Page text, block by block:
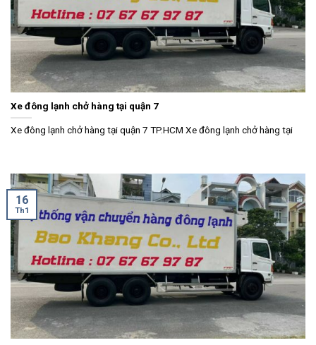
Xe đông lạnh chở hàng tại quận 7
Xe đông lạnh chở hàng tại quận 7 TP.HCM Xe đông lạnh chở hàng tại
16
Th1